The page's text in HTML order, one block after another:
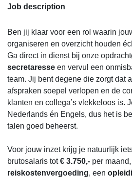
Job description
Ben jij klaar voor een rol waarin
organiseren en overzicht houden
Ga direct in dienst bij onze
secretaresse en vervul een
team. Jij bent degene die zorgt dat
afspraken soepel verlopen en de
klanten en collega’s vlekkeloos is.
Nederlands én Engels, dus het is
talen goed beheerst.
Voor jouw inzet krijg je natuurlijk
brutosalaris tot€ 3.750,- per
reiskostenvergoeding, een